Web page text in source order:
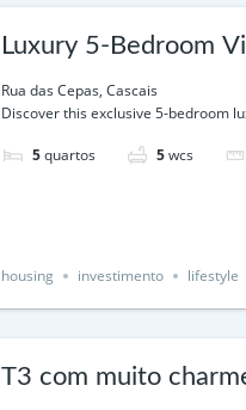
Luxury 5-Bedroom
Cascais
Rua das Cepas, Cascais
Discover this exclusive 5-bedroom
5quartos 5wcs
housing investimento lifestyle
T3 com muito